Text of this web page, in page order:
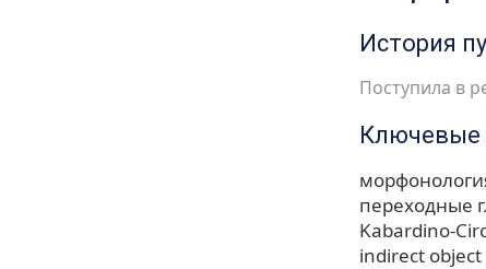
История
Поступила в
Ключевые
переходные
Kabardino-
indirect object